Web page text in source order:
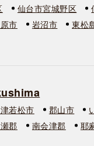
仙台市宮城野区
市 岩沼市 東松
若松市 郡山市
郡 南会津郡 耶